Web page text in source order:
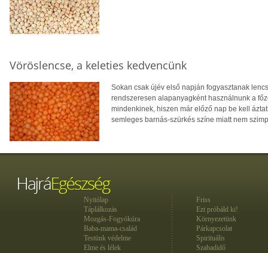
Vöröslencse, a keleties kedvencünk
Sokan csak újév első napján fogyasztanak
rendszeresen alapanyagként használnunk a
mindenkinek, hiszen már előző nap be kell
semleges barnás-szürkés színe miatt nem
Nyitólap
Táplálkozás
Mozgás-Fogyókúra
Baba-mama-család
Testünk védelme
Elme és lélek
Friss
Ezt próbáld ki!
Környezetünk
Párkapcsolat
Spirituális
Szabadidő